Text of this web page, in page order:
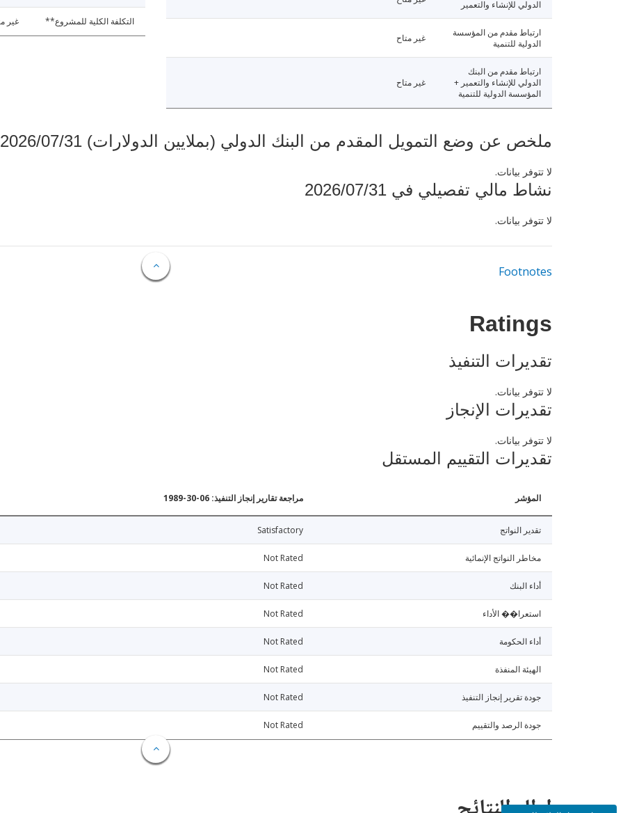
الدولي للإنشاء والتعمير
ارتباط مقدم من المؤسسة
الدولية للتنمية
غير متاح
ارتباط مقدم من البنك
الدولي للإنشاء والتعمير +
المؤسسة الدولية للتنمية
غير متاح
التكلفة الكلية للمشروع** غير
ملخص عن وضع التمويل المقدم من البنك الدولي (بملايين الدولارات) 2026/07/31
لا تتوفر بيانات.
نشاط مالي تفصيلي في 2026/07/31
لا تتوفر بيانات.
Footnotes
Ratings
تقديرات التنفيذ
لا تتوفر بيانات.
تقديرات الإنجاز
لا تتوفر بيانات.
تقديرات التقييم المستقل
المؤشر مراجعة تقارير إنجاز التنفيذ: 06-30-1989
تقدير النواتج Satisfactory
مخاطر النواتج الإنمائية Not Rated
أداء البنك Not Rated
استعرا�� الأداء Not Rated
أداء الحكومة Not Rated
الهيئة المنفذة Not Rated
جودة تقرير إنجاز التنفيذ Not Rated
جودة الرصد والتقييم Not Rated